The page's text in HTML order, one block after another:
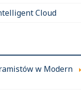
Cloud
w Modern